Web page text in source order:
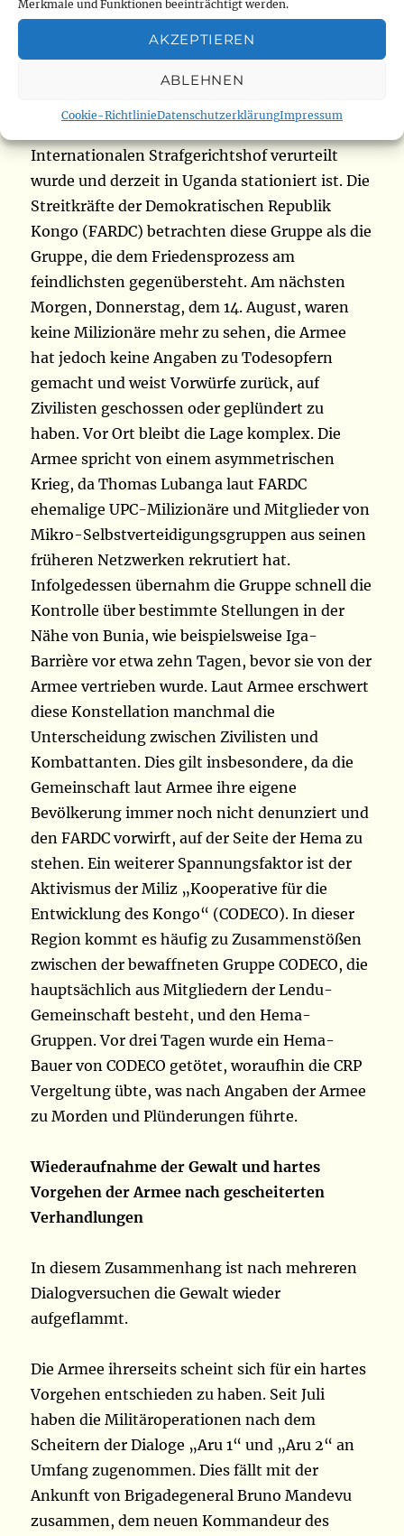
Merkmale und Funktionen beeinträchtigt werden.
AKZEPTIEREN
ABLEHNEN
Cookie-RichtlinieDatenschutzerklärungImpressum
Schüsse zu hören. In Lopa gibt die
reagiert zu haben. Die CRP ist eine bewaffnete
Gruppe unter der Führung von Thomas
Internationalen Strafgerichtshof verurteilt
wurde und derzeit in Uganda stationiert ist. Die
Streitkräfte der Demokratischen Republik
Kongo (FARDC) betrachten diese Gruppe als die
Gruppe, die dem Friedensprozess am
feindlichsten gegenübersteht. Am nächsten
Morgen, Donnerstag, dem 14. August, waren
keine Milizionäre mehr zu sehen, die Armee
hat jedoch keine Angaben zu Todesopfern
gemacht und weist Vorwürfe zurück, auf
Zivilisten geschossen oder geplündert zu
haben. Vor Ort bleibt die Lage komplex. Die
Armee spricht von einem asymmetrischen
Krieg, da Thomas Lubanga laut FARDC
ehemalige UPC-Milizionäre und Mitglieder von
Mikro-Selbstverteidigungsgruppen aus seinen
früheren Netzwerken rekrutiert hat.
Infolgedessen übernahm die Gruppe schnell die
Kontrolle über bestimmte Stellungen in der
Nähe von Bunia, wie beispielsweise Iga-
Barrière vor etwa zehn Tagen, bevor sie von der
Armee vertrieben wurde. Laut Armee erschwert
diese Konstellation manchmal die
Unterscheidung zwischen Zivilisten und
Kombattanten. Dies gilt insbesondere, da die
Gemeinschaft laut Armee ihre eigene
Bevölkerung immer noch nicht denunziert und
den FARDC vorwirft, auf der Seite der Hema zu
stehen. Ein weiterer Spannungsfaktor ist der
Aktivismus der Miliz „Kooperative für die
Entwicklung des Kongo“ (CODECO). In dieser
Region kommt es häufig zu Zusammenstößen
zwischen der bewaffneten Gruppe CODECO, die
hauptsächlich aus Mitgliedern der Lendu-
Gemeinschaft besteht, und den Hema-
Gruppen. Vor drei Tagen wurde ein Hema-
Bauer von CODECO getötet, woraufhin die CRP
Vergeltung übte, was nach Angaben der Armee
zu Morden und Plünderungen führte.
Wiederaufnahme der Gewalt und hartes
Vorgehen der Armee nach gescheiterten
Verhandlungen
In diesem Zusammenhang ist nach mehreren
Dialogversuchen die Gewalt wieder
aufgeflammt.
Die Armee ihrerseits scheint sich für ein hartes
Vorgehen entschieden zu haben. Seit Juli
haben die Militäroperationen nach dem
Scheitern der Dialoge „Aru 1“ und „Aru 2“ an
Umfang zugenommen. Dies fällt mit der
Ankunft von Brigadegeneral Bruno Mandevu
zusammen, dem neuen Kommandeur des